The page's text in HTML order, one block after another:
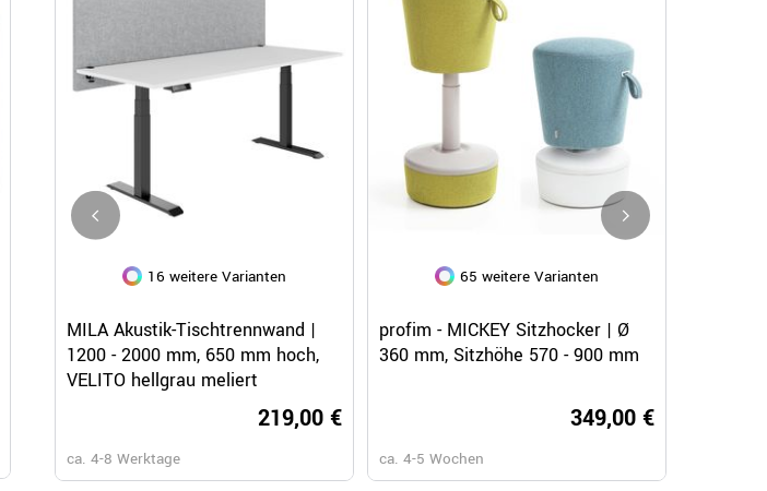
87 weitere Varianten
FREE STANDING Akustik-
Trennwand | Viele
Konfigurationsmöglichkeiten
279,00 €
ca. 6-8 Wochen
FREE STANDING Akustik-
Trennwand | Wollbezüge VELITO /
279,00 €
ca. 6-8 Wochen
16 weitere Varianten
MILA Akustik-Tischtrennwand |
1200 - 2000 mm, 650 mm hoch,
VELITO hellgrau meliert
219,00 €
ca. 4-8 Werktage
65 weitere Varianten
profim - MICKEY Sitzhocker | Ø
360 mm, Sitzhöhe 570 - 900 mm
349,00 €
ca. 4-5 Wochen